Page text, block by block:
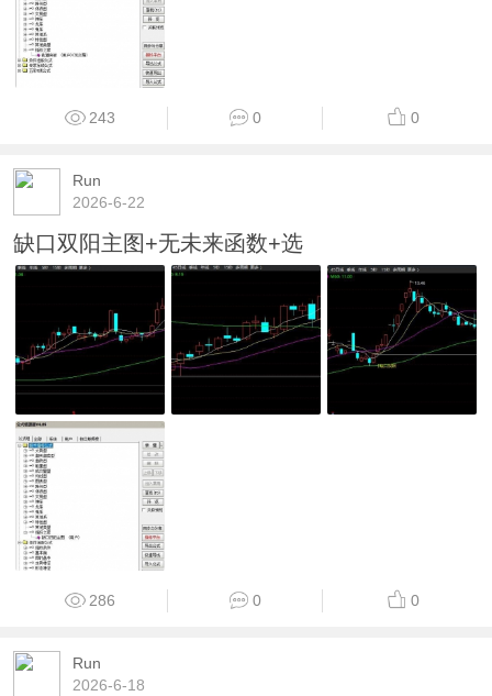
243 0 0
Run
2026-6-22
缺口双阳主图+无未来函数+选
286 0 0
Run
2026-6-18